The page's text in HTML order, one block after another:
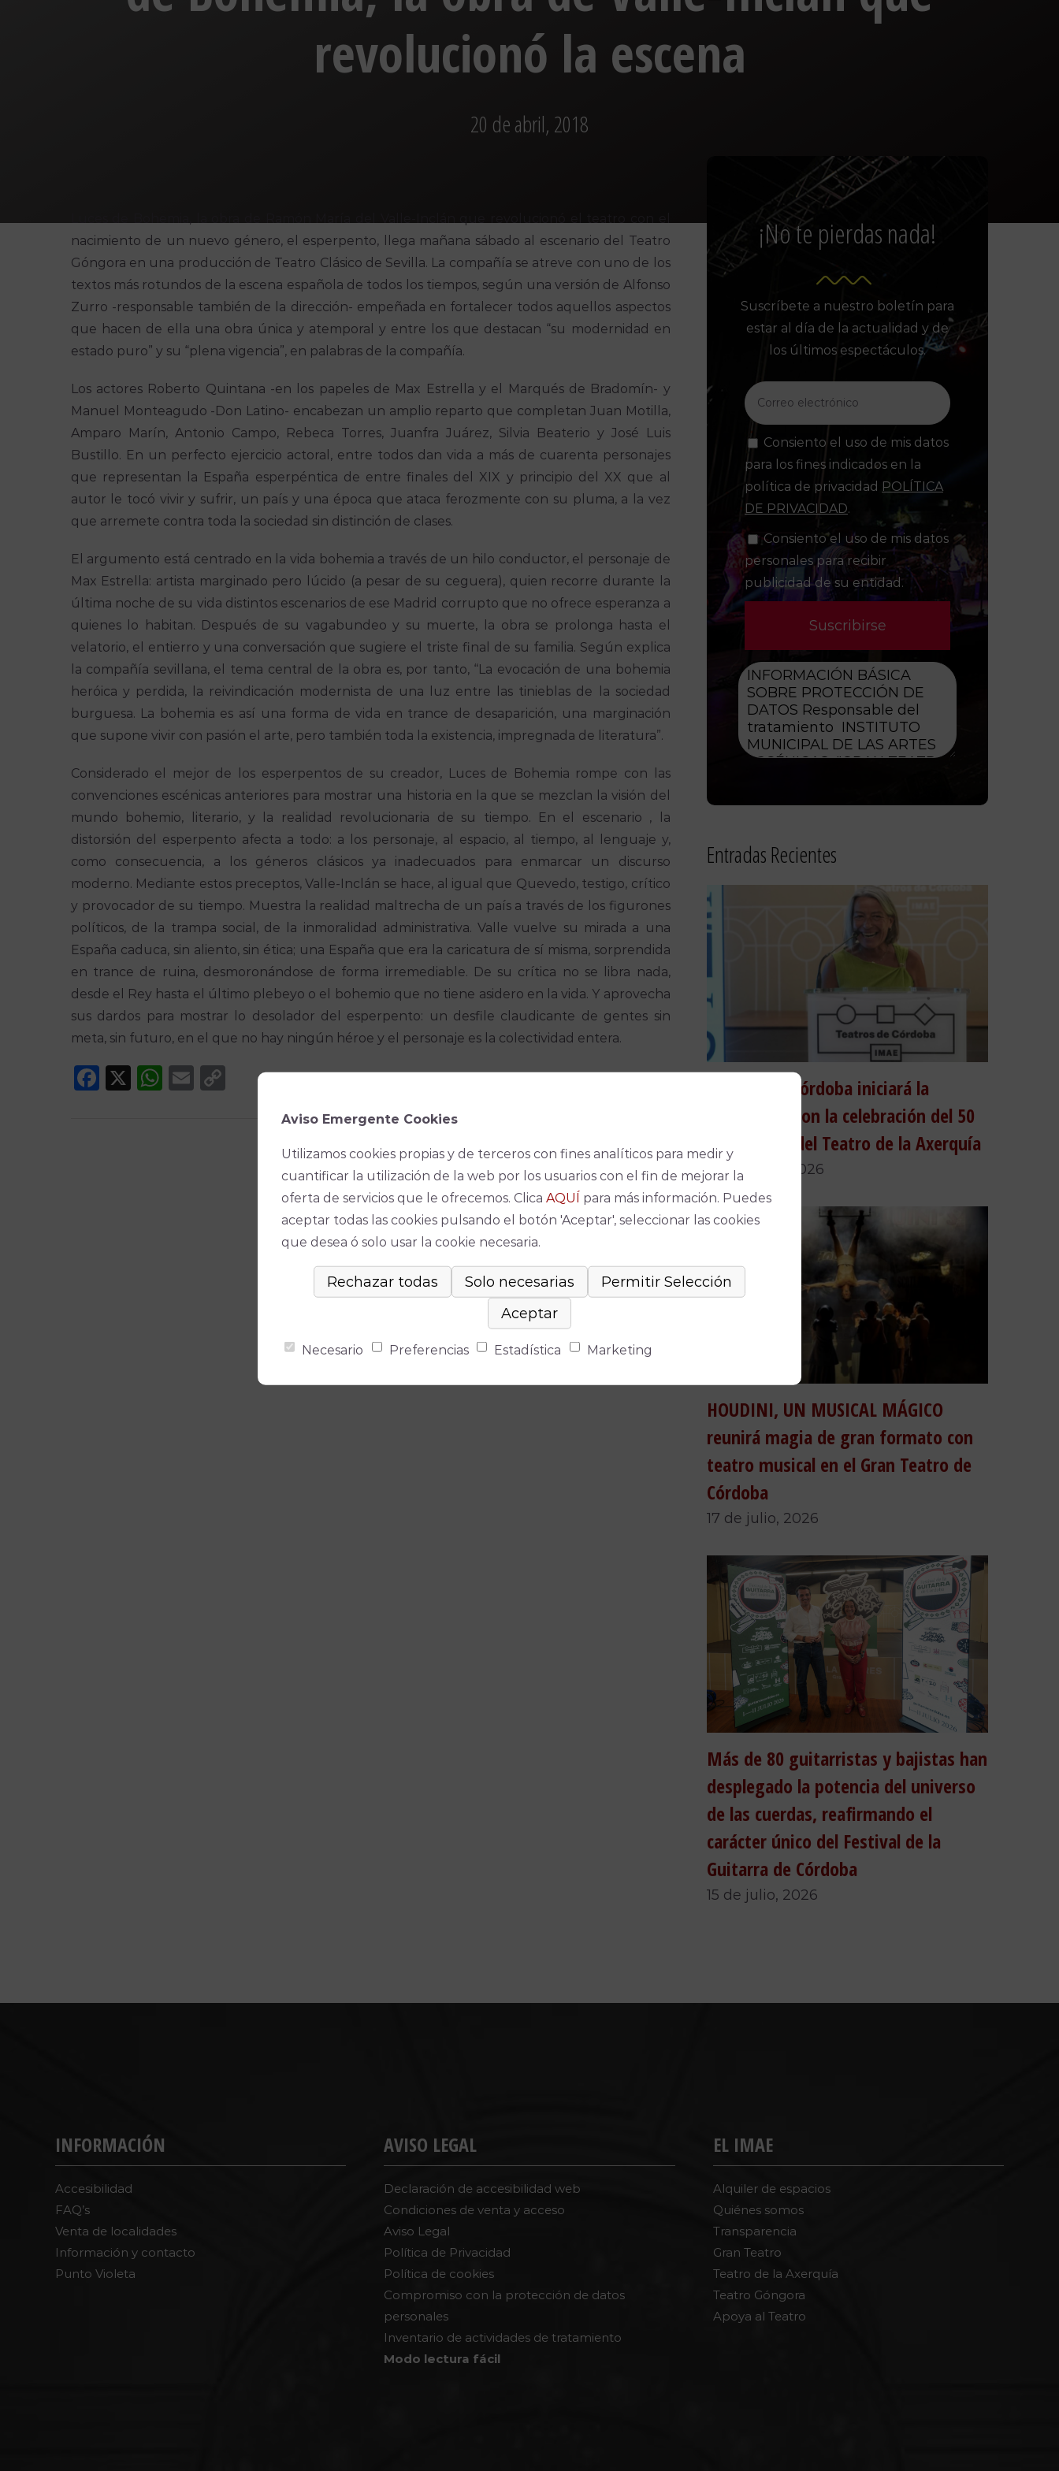
revolucionó la escena
20 de abril, 2018
nacimiento de un nuevo género, el esperpento, llega mañana sábado al escenario del Teatro
Góngora en una producción de Teatro Clásico de Sevilla. La compañía se atreve con uno de los
textos más rotundos de la escena española de todos los tiempos, según una versión de Alfonso
Zurro -responsable también de la dirección- empeñada en fortalecer todos aquellos aspectos
que hacen de ella una obra única y atemporal y entre los que destacan “su modernidad en
estado puro” y su “plena vigencia”, en palabras de la compañía.
Los actores Roberto Quintana -en los papeles de Max Estrella y el Marqués de Bradomín- y
Manuel Monteagudo -Don Latino- encabezan un amplio reparto que completan Juan Motilla,
Amparo Marín, Antonio Campo, Rebeca Torres, Juanfra Juárez, Silvia Beaterio y José Luis
Bustillo. En un perfecto ejercicio actoral, entre todos dan vida a más de cuarenta personajes
que representan la España esperpéntica de entre finales del XIX y principio del XX que al
autor le tocó vivir y sufrir, un país y una época que ataca ferozmente con su pluma, a la vez
que arremete contra toda la sociedad sin distinción de clases.
El argumento está centrado en la vida bohemia a través de un hilo conductor, el personaje de
Max Estrella: artista marginado pero lúcido (a pesar de su ceguera), quien recorre durante la
última noche de su vida distintos escenarios de ese Madrid corrupto que no ofrece esperanza a
quienes lo habitan. Después de su vagabundeo y su muerte, la obra se prolonga hasta el
velatorio, el entierro y una conversación que sugiere el triste final de su familia. Según explica
la compañía sevillana, el tema central de la obra es, por tanto, “La evocación de una bohemia
heróica y perdida, la reivindicación modernista de una luz entre las tinieblas de la sociedad
burguesa. La bohemia es así una forma de vida en trance de desaparición, una marginación
que supone vivir con pasión el arte, pero también toda la existencia, impregnada de literatura”.
Considerado el mejor de los esperpentos de su creador, Luces de Bohemia rompe con las
convenciones escénicas anteriores para mostrar una historia en la que se mezclan la visión del
mundo bohemio, literario, y la realidad revolucionaria de su tiempo. En el escenario , la
distorsión del esperpento afecta a todo: a los personaje, al espacio, al tiempo, al lenguaje y,
como consecuencia, a los géneros clásicos ya inadecuados para enmarcar un discurso
moderno. Mediante estos preceptos, Valle-Inclán se hace, al igual que Quevedo, testigo, crítico
y provocador de su tiempo. Muestra la realidad maltrecha de un país a través de los figurones
políticos, de la trampa social, de la inmoralidad administrativa. Valle vuelve su mirada a una
España caduca, sin aliento, sin ética; una España que era la caricatura de sí misma, sorprendida
en trance de ruina, desmoronándose de forma irremediable. De su crítica no se libra nada,
desde el Rey hasta el último plebeyo o el bohemio que no tiene asidero en la vida. Y aprovecha
sus dardos para mostrar lo desolador del esperpento: un desfile claudicante de gentes sin
meta, sin futuro, en el que no hay ningún héroe y el personaje es la colectividad entera.
Facebook
X WhatsApp
Email
Copy
¡No te pierdas nada!
Suscríbete a nuestro boletín para
estar al día de la actualidad y de
los últimos espectáculos.
Consiento el uso de mis datos
para los fines indicados en la
política de privacidad POLÍTICA
DE PRIVACIDAD.
Consiento el uso de mis datos
personales para recibir
publicidad de su entidad.
Entradas Recientes
Teatros de Córdoba iniciará la
temporada con la celebración del 50
aniversario del Teatro de la Axerquía
24 de julio, 2026
HOUDINI, UN MUSICAL MÁGICO
reunirá magia de gran formato con
teatro musical en el Gran Teatro de
Córdoba
17 de julio, 2026
Más de 80 guitarristas y bajistas han
desplegado la potencia del universo
de las cuerdas, reafirmando el
carácter único del Festival de la
Guitarra de Córdoba
15 de julio, 2026
INFORMACIÓN
Accesibilidad
FAQ’s
Venta de localidades
Información y contacto
Punto Violeta
AVISO LEGAL
Declaración de accesibilidad web
Condiciones de venta y acceso
Aviso Legal
Política de Privacidad
Política de cookies
Compromiso con la protección de datos
personales
Inventario de actividades de tratamiento
Modo lectura fácil
EL IMAE
Alquiler de espacios
Quiénes somos
Transparencia
Gran Teatro
Teatro de la Axerquía
Teatro Góngora
Apoya al Teatro
Aviso Emergente Cookies
Utilizamos cookies propias y de terceros con fines analíticos para medir y
cuantificar la utilización de la web por los usuarios con el fin de mejorar la
oferta de servicios que le ofrecemos. Clica AQUÍ para más información. Puedes
aceptar todas las cookies pulsando el botón 'Aceptar', seleccionar las cookies
que desea ó solo usar la cookie necesaria.
Necesario Preferencias Estadística Marketing